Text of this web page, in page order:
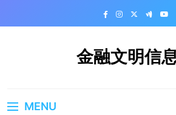
金融文明信
MENU